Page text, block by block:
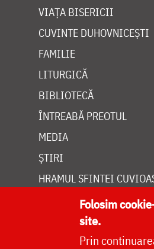
VIAȚA BISERICII
CUVINTE DUHOVNICEȘTI
FAMILIE
LITURGICĂ
BIBLIOTECĂ
ÎNTREABĂ PREOTUL
MEDIA
ȘTIRI
HRAMUL SFINTEI
Folosim
site.
Prin